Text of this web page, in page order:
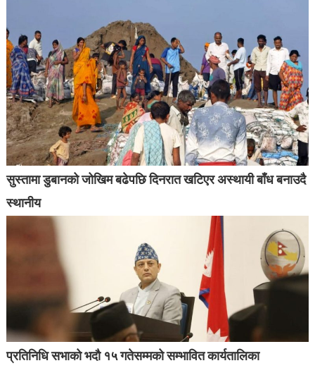
सुस्तामा डुबानको जोखिम बढेपछि दिनरात खटिएर अस्थायी बाँध बनाउदै
स्थानीय
प्रतिनिधि सभाको भदौ १५ गतेसम्मको सम्भावित कार्यतालिका